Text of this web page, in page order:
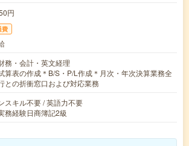
円
費
務・会計・英文経理
算表の作成＊B/S・P/L作成＊月次・年次決算業務全
との折衝窓口および対応業務
スキル不要 / 英語力不要
務経験日商簿記2級